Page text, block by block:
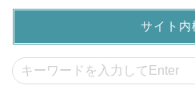
サイト内